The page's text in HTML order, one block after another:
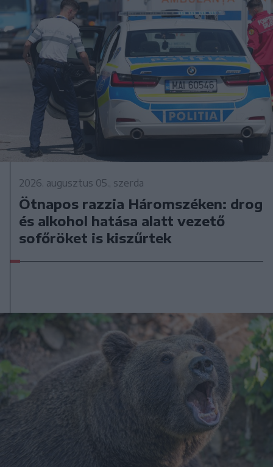
2026. augusztus 05., szerda
Ötnapos razzia Háromszéken: drog
és alkohol hatása alatt vezető
sofőröket is kiszűrtek